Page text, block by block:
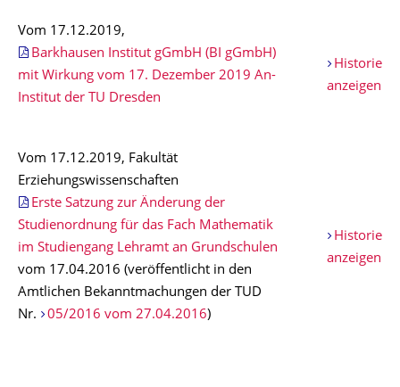
Vom 17.12.2019,
Barkhausen Institut gGmbH (BI gGmbH)
mit Wirkung vom 17. Dezember 2019 An-
Institut der TU Dresden
Historie
anzeigen
Vom 17.12.2019, Fakultät
Erziehungswissenschaften
Erste Satzung zur Änderung der
Studienordnung für das Fach Mathematik
im Studiengang Lehramt an Grundschulen
vom 17.04.2016 (veröffentlicht in den
Amtlichen Bekanntmachungen der TUD
Nr.
05/2016 vom 27.04.2016)
Historie
anzeigen